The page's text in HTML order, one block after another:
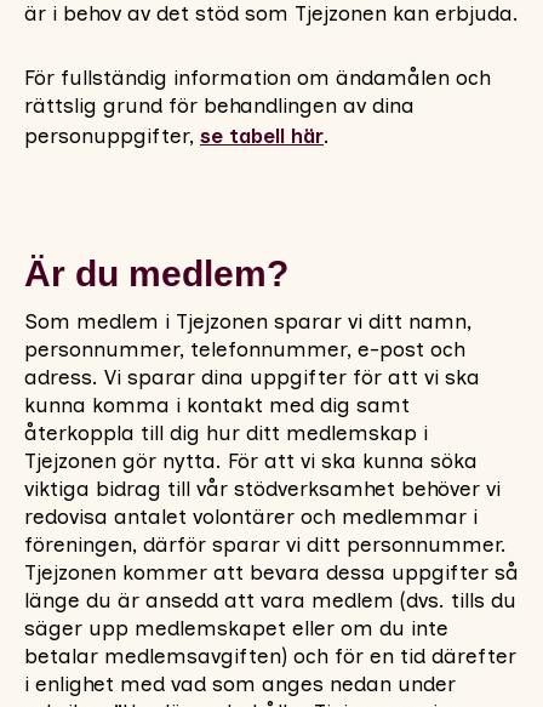
är i behov av det stöd som Tjejzonen kan erbjuda.
För fullständig information om ändamålen och
rättslig grund för behandlingen av dina
personuppgifter, se tabell här.
Är du medlem?
Som medlem i Tjejzonen sparar vi ditt namn,
personnummer, telefonnummer, e-post och
adress. Vi sparar dina uppgifter för att vi ska
kunna komma i kontakt med dig samt
återkoppla till dig hur ditt medlemskap i
Tjejzonen gör nytta. För att vi ska kunna söka
viktiga bidrag till vår stödverksamhet behöver vi
redovisa antalet volontärer och medlemmar i
föreningen, därför sparar vi ditt personnummer.
Tjejzonen kommer att bevara dessa uppgifter så
länge du är ansedd att vara medlem (dvs. tills du
säger upp medlemskapet eller om du inte
betalar medlemsavgiften) och för en tid därefter
i enlighet med vad som anges nedan under